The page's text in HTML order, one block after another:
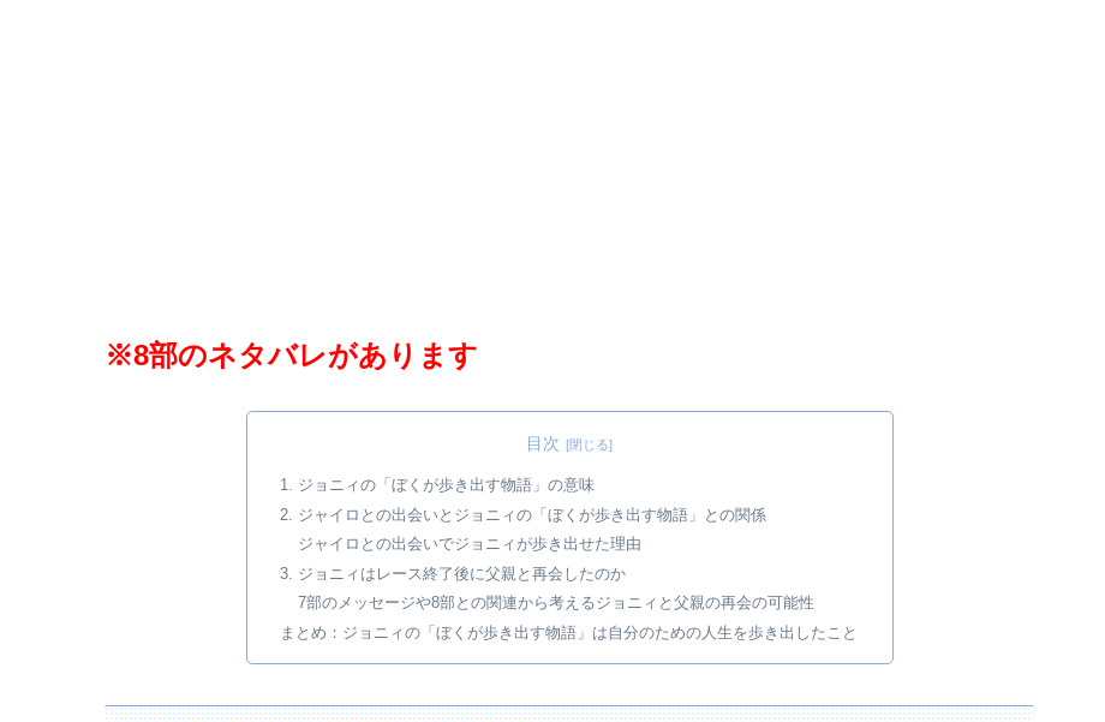
※8部のネタバレがあります
目次
1. ジョニィの「ぼくが歩き出す物語」の意味
2. ジャイロとの出会いとジョニィの「ぼくが歩き出す物語」との関係
ジャイロとの出会いでジョニィが歩き出せた理由
3. ジョニィはレース終了後に父親と再会したのか
7部のメッセージや8部との関連から考えるジョニィと父親の再会の可能性
まとめ：ジョニィの「ぼくが歩き出す物語」は自分のための人生を歩き出したこと